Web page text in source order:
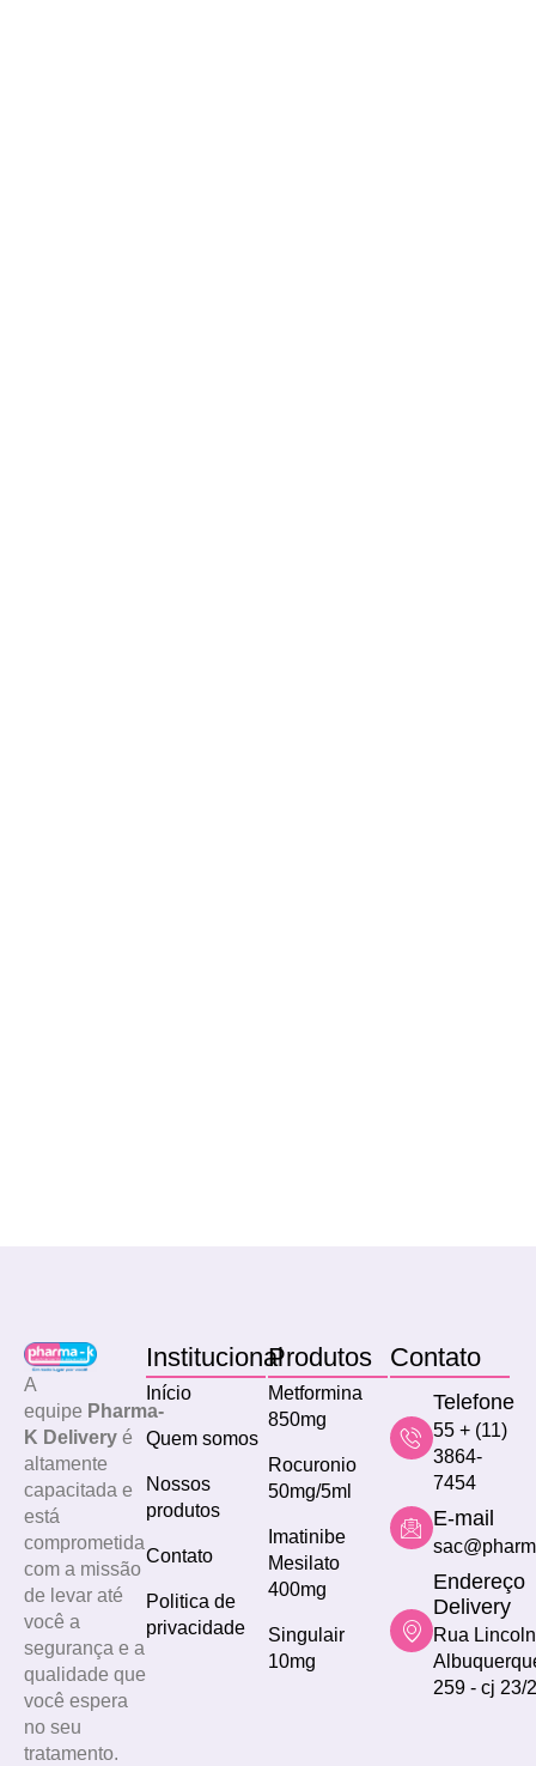
A
equipe Pharma-
K Delivery é
altamente
capacitada e
está
comprometida
com a missão
de levar até
você a
segurança e a
qualidade que
você espera
no seu
tratamento.
Institucional
Início
Quem somos
Nossos
produtos
Contato
Politica de
privacidade
Produtos
Metformina
850mg
Rocuronio
50mg/5ml
Imatinibe
Mesilato
400mg
Singulair
10mg
Contato
Telefone
55 + (11)
3864-
7454
E-mail
Endereço
Delivery
Rua Lincoln
259 - cj 23/